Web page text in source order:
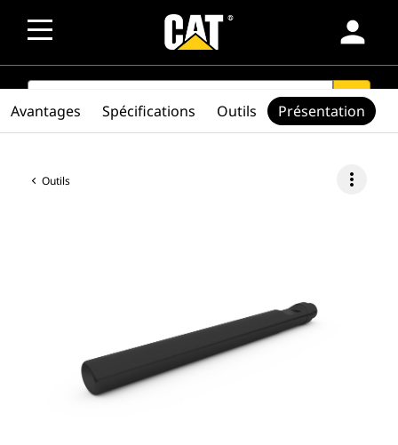
person
SEARCH search
Outils more_vert
Avantages Spécifications Outils Présentation